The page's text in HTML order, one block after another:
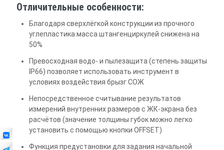
Отличительные особенности:
Благодаря сверхлёгкой конструкции из прочного
углепластика масса штангенциркулей снижена на
50%
Превосходная водо- и пылезащита (степень защиты
IP66) позволяет использовать инструмент в
условиях воздействия брызг СОЖ
Непосредственное считывание результатов
измерений внутренних размеров с ЖК-экрана без
расчётов (значение толщины губок можно легко
установить с помощью кнопки OFFSET)
Функция предустановки для задания начальной